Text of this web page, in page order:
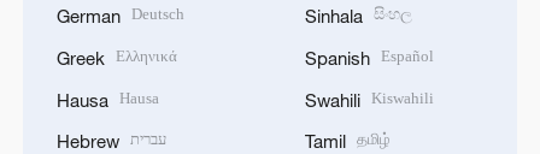
German Deutsch
Greek Ελληνικά
Hausa Hausa
Hebrew עברית
Sinhala සිංහල
Spanish Español
Swahili Kiswahili
Tamil தமிழ்